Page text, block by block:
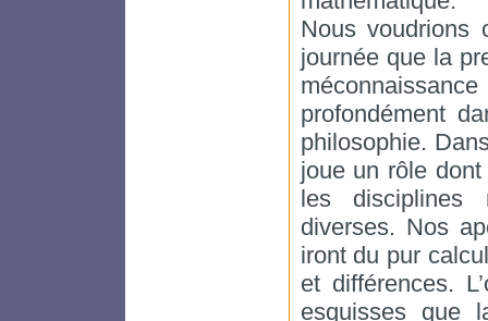
Nous voudrions
journée que la
profondément
philosophie.
joue un rôle
les disciplines
diverses. Nos
iront du pur
et différences.
esquisses que